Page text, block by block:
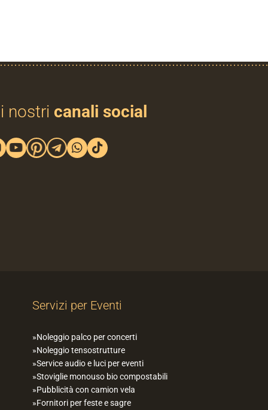
nostri canali social
Servizi per Eventi
Noleggio palco per concerti
Noleggio tensostrutture
Service audio e luci per eventi
Stoviglie monouso bio compostabili
Pubblicità con camion vela
Fornitori per feste e sagre